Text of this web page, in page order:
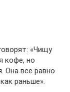
«Чищу
кофе, но
Она все равно
раньше».